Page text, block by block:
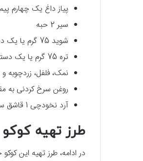
پیاز داغ یک چهارم
سیر 2 حبه
شوید 75 گرم یا یک دسته
تره 75 گرم یا یک دسته
نمک، فلفل، زردچوبه و
روغن سرخ کردنی به
آرد نخودچی 1 قاشق سوپ خوری
طرز تهیه کوکو
در ادامه، طرز تهیه این